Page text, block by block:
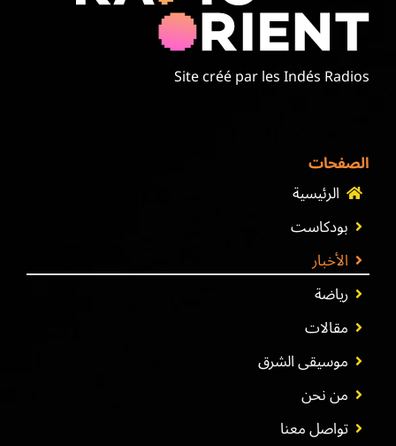
Site créé par les Indés Radios
الصفحات
الرئيسية
بودكاست
الأخبار
رياضة
مقالات
موسيقى الشرق
من نحن
تواصل معنا